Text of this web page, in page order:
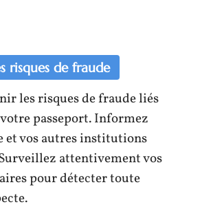
risques de fraude
les risques de fraude liés
passeport. Informez
et vos autres institutions
attentivement vos
pour détecter toute